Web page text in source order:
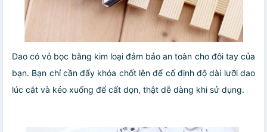
Dao có vỏ bọc bằng kim loại đảm bảo an toàn cho đôi tay của
bạn. Bạn chỉ cần đẩy khóa chốt lên để cố định độ dài lưỡi dao
lúc cắt và kéo xuống để cất dọn, thật dễ dàng khi sử dụng.